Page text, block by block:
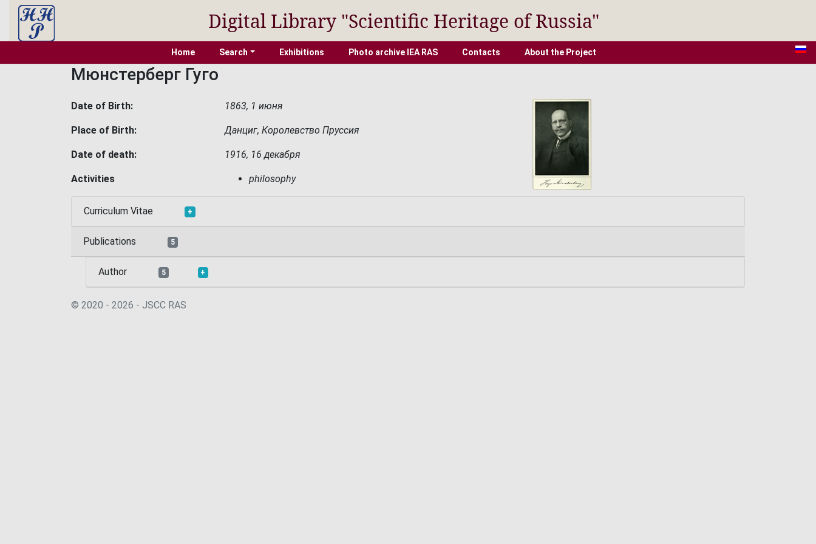
Digital Library "Scientific Heritage of Russia"
Home Search Exhibitions Photo archive IEA RAS Contacts About the Project
Мюнстерберг Гуго
Date of Birth: 1863, 1 июня
Place of Birth: Данциг, Королевство Пруссия
Date of death: 1916, 16 декабря
Activities philosophy
Curriculum Vitae +
Publications 5
Author 5 +
© 2020 - 2026 - JSСC RAS